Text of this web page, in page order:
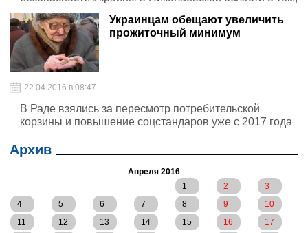
что неизвестный мужчина, достав тряпки и куски
газеты, пытается поджечь их у дверей главного входа
учреждения.
Украинцам обещают увеличить
прожиточный минимум
22.04.2016 в 08:47
В Раде взялись за пересмотр потребительской
корзины и повышение соцстандаров уже с 2017 года
Архив
Апреля 2016
1
2
3
4
5 6 7 8 9
10
11
12 13 14 15 16
17